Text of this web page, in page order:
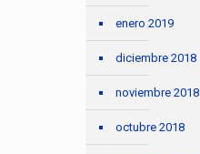
enero 2019
diciembre 2018
noviembre 2018
octubre 2018